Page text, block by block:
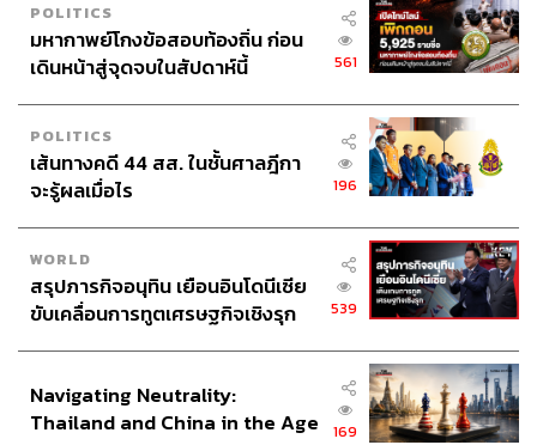
POLITICS
มหากาพย์โกงข้อสอบท้องถิ่น ก่อน
เดินหน้าสู่จุดจบในสัปดาห์นี้
561
POLITICS
เส้นทางคดี 44 สส. ในชั้นศาลฎีกา
จะรู้ผลเมื่อไร
196
WORLD
สรุปภารกิจอนุทิน เยือนอินโดนีเซีย
ขับเคลื่อนการทูตเศรษฐกิจเชิงรุก
539
Navigating Neutrality:
Thailand and China in the Age
169